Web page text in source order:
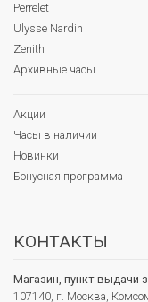
Perrelet
Ulysse Nardin
Zenith
Архивные часы
Акции
Часы в наличии
Новинки
Бонусная программа
КОНТАКТЫ
Магазин, пункт выдачи
107140, г. Москва,